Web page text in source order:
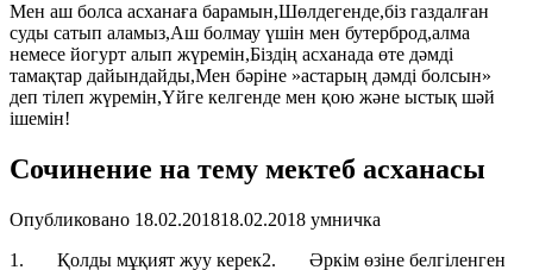
Мен аш болса асханаға барамын,Шөлдегенде,біз газдалған
суды сатып аламыз,Аш болмау үшін мен бутерброд,алма
немесе йогурт алып жүремін,Біздің асханада өте дәмді
тамақтар дайындайды,Мен бәріне »астарың дәмді болсын»
деп тілеп жүремін,Үйге келгенде мен қою және ыстық шәй
ішемін!
Сочинение на тему мектеб асханасы
Опубликовано 18.02.201818.02.2018 умничка
1. Қолды мұқият жуу керек2. Әркім өзіне белгіленген